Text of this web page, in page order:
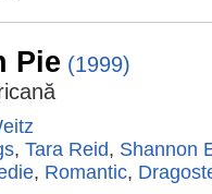
Pie (1999)
, Tara Reid, Shannon
, Romantic,